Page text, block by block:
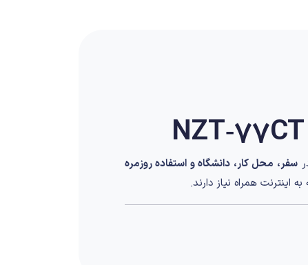
سفر، محل کار، دانشگاه و استفاده روزمره
اینترنت همراه نیاز دارند.